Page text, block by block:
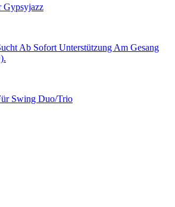
Gypsyjazz
Ab Sofort Unterstützung Am Gesang
Swing Duo/Trio